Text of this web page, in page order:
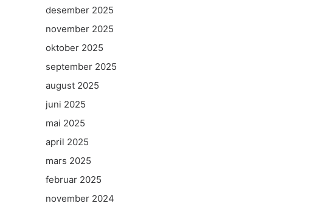
desember 2025
november 2025
oktober 2025
september 2025
august 2025
juni 2025
mai 2025
april 2025
mars 2025
februar 2025
november 2024